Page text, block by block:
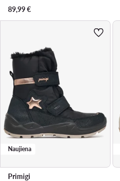
89,99€
Naujiena
Primigi